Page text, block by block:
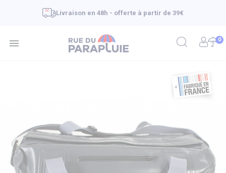
Livraison en 48h - offerte à partir de 39€
 0